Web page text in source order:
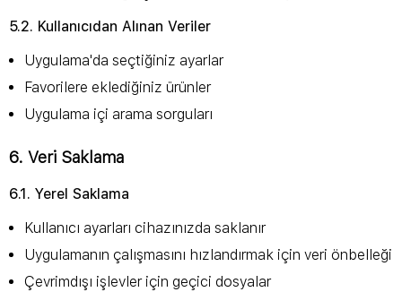
5.2. Kullanıcıdan Alınan Veriler
Uygulama'da seçtiğiniz ayarlar
Favorilere eklediğiniz ürünler
Uygulama içi arama sorguları
6. Veri Saklama
6.1. Yerel Saklama
Kullanıcı ayarları cihazınızda saklanır
Uygulamanın çalışmasını hızlandırmak için veri önbelleği
Çevrimdışı işlevler için geçici dosyalar